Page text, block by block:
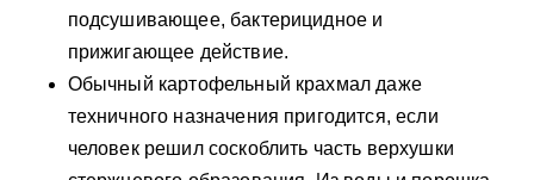
подсушивающее, бактерицидное и
прижигающее действие.
Обычный картофельный крахмал даже
техничного назначения пригодится, если
человек решил соскоблить часть верхушки